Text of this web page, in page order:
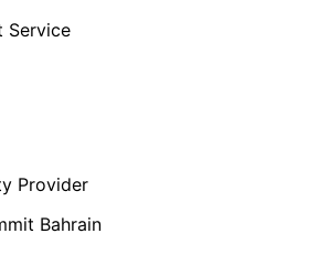
Best Crypto Payment Service
Most Trusted Liquidity Provider
Fintech & Crypto Summit Bahrain